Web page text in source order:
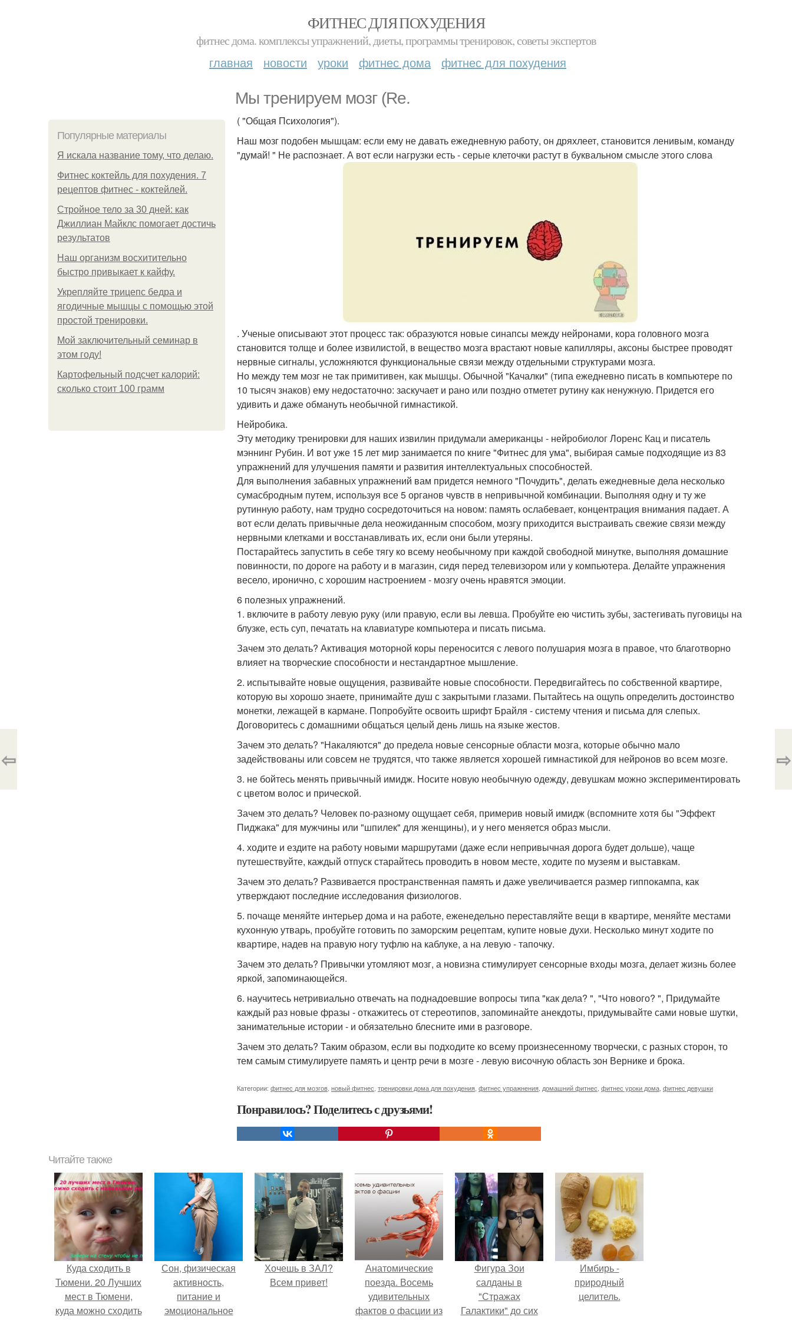
ФИТНЕС ДЛЯ ПОХУДЕНИЯ
фитнес дома. комплексы упражнений, диеты, программы тренировок, советы экспертов
главная новости уроки фитнес дома фитнес для похудения
Мы тренируем мозг (Re.
Популярные материалы
Я искала название тому, что делаю.
Фитнес коктейль для похудения. 7
рецептов фитнес - коктейлей.
Стройное тело за 30 дней: как
Джиллиан Майклс помогает достичь
результатов
Наш организм восхитительно
быстро привыкает к кайфу.
Укрепляйте трицепс бедра и
ягодичные мышцы с помощью этой
простой тренировки.
Мой заключительный семинар в
этом году!
Картофельный подсчет калорий:
сколько стоит 100 грамм
( "Общая Психология").
Наш мозг подобен мышцам: если ему не давать ежедневную работу, он дряхлеет, становится ленивым, команду
"думай! " Не распознает. А вот если нагрузки есть - серые клеточки растут в буквальном смысле этого слова
. Ученые описывают этот процесс так: образуются новые синапсы между нейронами, кора головного мозга
становится толще и более извилистой, в вещество мозга врастают новые капилляры, аксоны быстрее проводят
нервные сигналы, усложняются функциональные связи между отдельными структурами мозга.
Но между тем мозг не так примитивен, как мышцы. Обычной "Качалки" (типа ежедневно писать в компьютере по
10 тысяч знаков) ему недостаточно: заскучает и рано или поздно отметет рутину как ненужную. Придется его
удивить и даже обмануть необычной гимнастикой.
Нейробика.
Эту методику тренировки для наших извилин придумали американцы - нейробиолог Лоренс Кац и писатель
мэннинг Рубин. И вот уже 15 лет мир занимается по книге "Фитнес для ума", выбирая самые подходящие из 83
упражнений для улучшения памяти и развития интеллектуальных способностей.
Для выполнения забавных упражнений вам придется немного "Почудить", делать ежедневные дела несколько
сумасбродным путем, используя все 5 органов чувств в непривычной комбинации. Выполняя одну и ту же
рутинную работу, нам трудно сосредоточиться на новом: память ослабевает, концентрация внимания падает. А
вот если делать привычные дела неожиданным способом, мозгу приходится выстраивать свежие связи между
нервными клетками и восстанавливать их, если они были утеряны.
Постарайтесь запустить в себе тягу ко всему необычному при каждой свободной минутке, выполняя домашние
повинности, по дороге на работу и в магазин, сидя перед телевизором или у компьютера. Делайте упражнения
весело, иронично, с хорошим настроением - мозгу очень нравятся эмоции.
6 полезных упражнений.
1. включите в работу левую руку (или правую, если вы левша. Пробуйте ею чистить зубы, застегивать пуговицы на
блузке, есть суп, печатать на клавиатуре компьютера и писать письма.
Зачем это делать? Активация моторной коры переносится с левого полушария мозга в правое, что благотворно
влияет на творческие способности и нестандартное мышление.
2. испытывайте новые ощущения, развивайте новые способности. Передвигайтесь по собственной квартире,
которую вы хорошо знаете, принимайте душ с закрытыми глазами. Пытайтесь на ощупь определить достоинство
монетки, лежащей в кармане. Попробуйте освоить шрифт Брайля - систему чтения и письма для слепых.
Договоритесь с домашними общаться целый день лишь на языке жестов.
Зачем это делать? "Накаляются" до предела новые сенсорные области мозга, которые обычно мало
задействованы или совсем не трудятся, что также является хорошей гимнастикой для нейронов во всем мозге.
3. не бойтесь менять привычный имидж. Носите новую необычную одежду, девушкам можно экспериментировать
с цветом волос и прической.
Зачем это делать? Человек по-разному ощущает себя, примерив новый имидж (вспомните хотя бы "Эффект
Пиджака" для мужчины или "шпилек" для женщины), и у него меняется образ мысли.
4. ходите и ездите на работу новыми маршрутами (даже если непривычная дорога будет дольше), чаще
путешествуйте, каждый отпуск старайтесь проводить в новом месте, ходите по музеям и выставкам.
Зачем это делать? Развивается пространственная память и даже увеличивается размер гиппокампа, как
утверждают последние исследования физиологов.
5. почаще меняйте интерьер дома и на работе, еженедельно переставляйте вещи в квартире, меняйте местами
кухонную утварь, пробуйте готовить по заморским рецептам, купите новые духи. Несколько минут ходите по
квартире, надев на правую ногу туфлю на каблуке, а на левую - тапочку.
Зачем это делать? Привычки утомляют мозг, а новизна стимулирует сенсорные входы мозга, делает жизнь более
яркой, запоминающейся.
6. научитесь нетривиально отвечать на поднадоевшие вопросы типа "как дела? ", "Что нового? ", Придумайте
каждый раз новые фразы - откажитесь от стереотипов, запоминайте анекдоты, придумывайте сами новые шутки,
занимательные истории - и обязательно блесните ими в разговоре.
Зачем это делать? Таким образом, если вы подходите ко всему произнесенному творчески, с разных сторон, то
тем самым стимулируете память и центр речи в мозге - левую височную область зон Вернике и брока.
Категории: фитнес для мозгов новый фитнес тренировки дома для похудения фитнес упражнения домашний фитнес фитнес уроки дома фитнес девушки
Понравилось? Поделитесь с друзьями!
⇦ ⇨
Читайте также
Куда сходить в
Тюмени. 20 Лучших
мест в Тюмени,
куда можно сходить
Сон, физическая
активность,
питание и
эмоциональное
Хочешь в ЗАЛ?
Всем привет!
Анатомические
поезда. Восемь
удивительных
фактов о фасции из
Фигура Зои
салданы в
"Стражах
Галактики" до сих
Имбирь -
природный
целитель.